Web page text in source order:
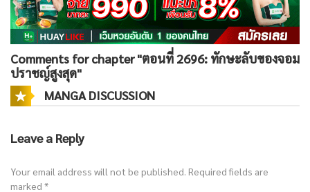
Comments for chapter "ตอนที่ 2696: ทักษะลับของจอม
ปราชญ์สูงสุด"
MANGA DISCUSSION
Leave a Reply
Your email address will not be published. Required fields are
marked *